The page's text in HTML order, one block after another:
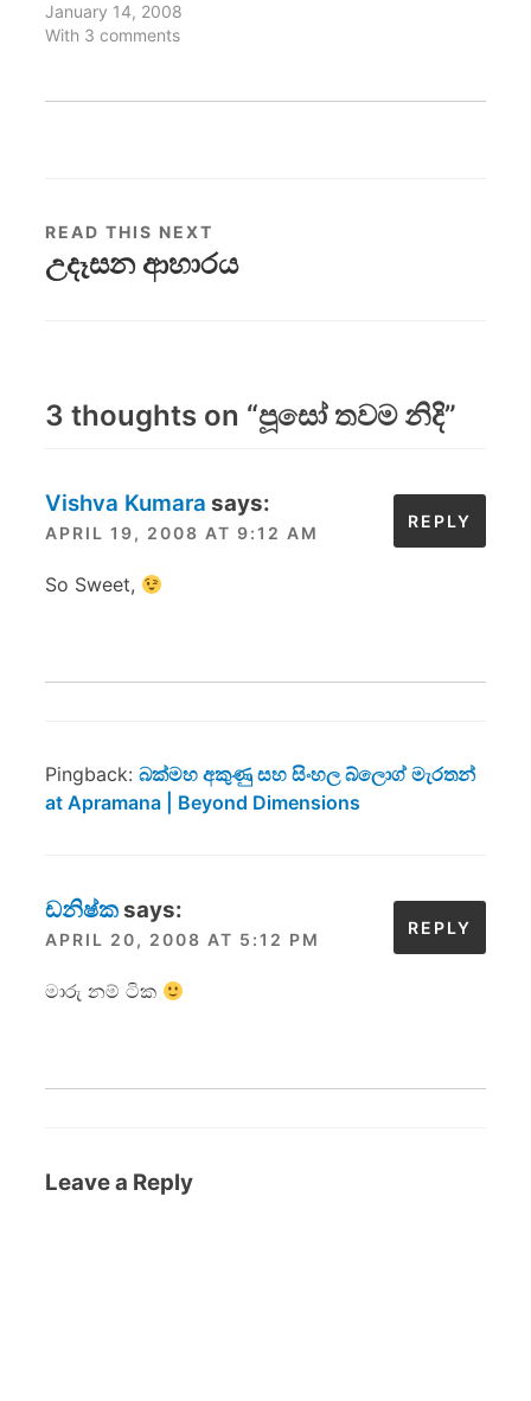
January 14, 2008
With 3 comments
READ THIS NEXT
උදෑසන ආහාරය
3 thoughts on “පූසෝ තවම නිදි”
Vishva Kumara says:
APRIL 19, 2008 AT 9:12 AM
So Sweet,
REPLY
Pingback: බක්මහ අකුණු සහ සිංහල බ්ලොග් මැරතන්
at Apramana | Beyond Dimensions
ඩනිෂ්කsays:
APRIL 20, 2008 AT 5:12 PM
මාරු නම් ටික
REPLY
Leave a Reply